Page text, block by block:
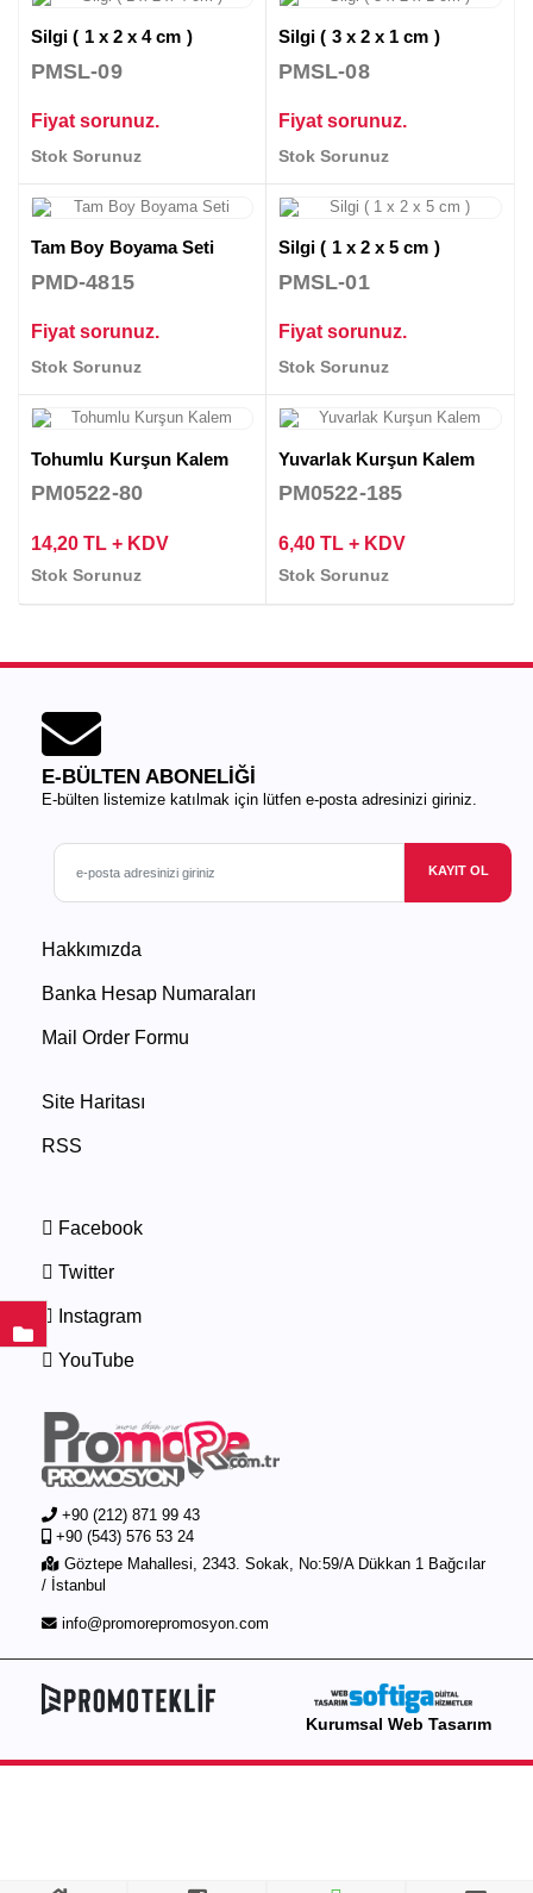
Silgi ( 1 x 2 x 4 cm )
PMSL-09
Fiyat sorunuz.
Stok Sorunuz
Silgi ( 3 x 2 x 1 cm )
PMSL-08
Fiyat sorunuz.
Stok Sorunuz
Tam Boy Boyama Seti
PMD-4815
Fiyat sorunuz.
Stok Sorunuz
Silgi ( 1 x 2 x 5 cm )
PMSL-01
Fiyat sorunuz.
Stok Sorunuz
Tohumlu Kurşun Kalem
PM0522-80
14,20 TL + KDV
Stok Sorunuz
Yuvarlak Kurşun Kalem
PM0522-185
6,40 TL + KDV
Stok Sorunuz
E-BÜLTEN ABONELİĞİ
E-bülten listemize katılmak için lütfen e-posta adresinizi giriniz.
KAYIT OL
Hakkımızda
Banka Hesap Numaraları
Mail Order Formu
Site Haritası
RSS
Facebook
Twitter
Instagram
YouTube
+90 (212) 871 99 43
+90 (543) 576 53 24
Göztepe Mahallesi, 2343. Sokak, No:59/A Dükkan 1 Bağcılar
/ İstanbul
info@promorepromosyon.com
Kurumsal Web Tasarım